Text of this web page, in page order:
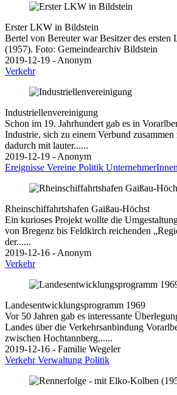
Erster LKW in Bildstein
Bertel von Bereuter war Besitzer des ersten
(1957). Foto: Gemeindearchiv Bildstein
2019-12-19 - Anonym
Verkehr
Industriellenvereinigung
Schon im 19. Jahrhundert gab es in
Industrie, sich zu einem Verbund zusammen
dadurch mit lauter......
2019-12-19 - Anonym
Ereignisse Vereine Politik UnternehmerInnen
Rheinschiffahrtshafen Gaißau-Höchst
Ein kurioses Projekt wollte die
von Bregenz bis Feldkirch reichenden
der......
2019-12-16 - Anonym
Verkehr
Landesentwicklungsprogramm 1969
Vor 50 Jahren gab es interessante
Landes über die Verkehrsanbindung
zwischen Hochtannberg......
2019-12-16 - Familie Wegeler
VerkehrVerwaltung Politik